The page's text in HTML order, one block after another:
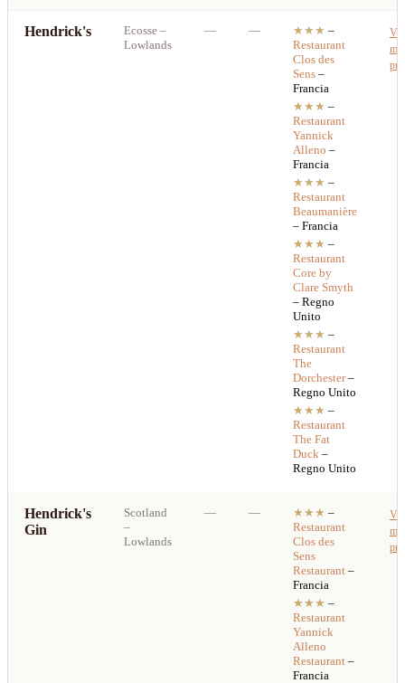
Hendrick's Ecosse –
Lowlands
— — ★★★ –
Restaurant
Clos des
Sens –
Francia
★★★ –
Restaurant
Yannick
Alleno –
Francia
★★★ –
Restaurant
Beaumanière
– Francia
★★★ –
Restaurant
Core by
Clare Smyth
– Regno
Unito
★★★ –
Restaurant
The
Dorchester–
Regno Unito
★★★ –
Restaurant
The Fat
Duck –
Regno Unito
Hendrick's
Gin
Scotland
–
Lowlands
— — ★★★ –
Restaurant
Clos des
Sens
Restaurant –
Francia
★★★ –
Restaurant
Yannick
Alleno
Restaurant –
Francia